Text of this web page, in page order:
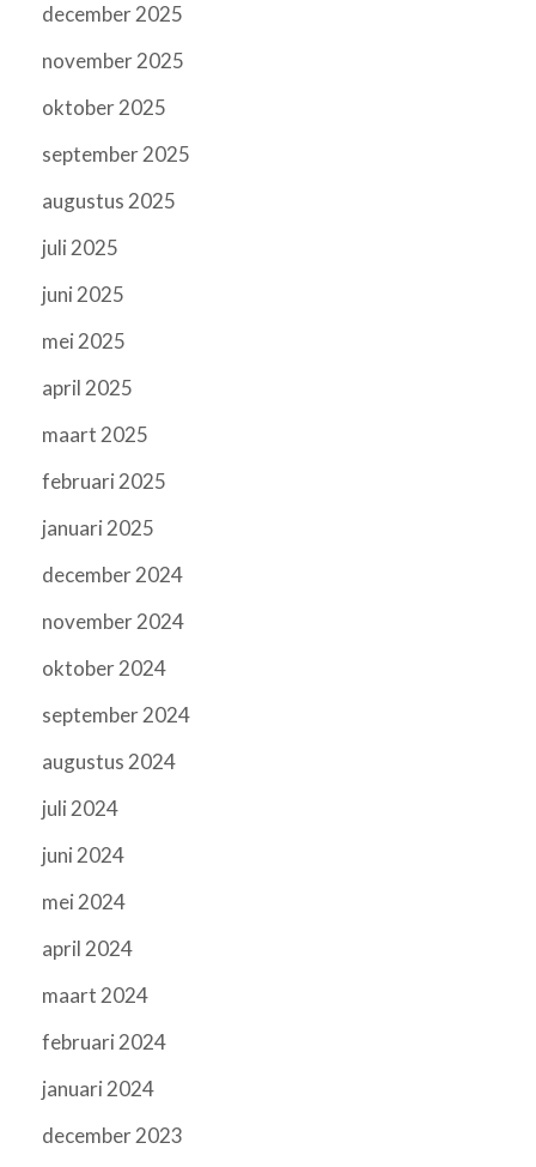
december 2025
november 2025
oktober 2025
september 2025
augustus 2025
juli 2025
juni 2025
mei 2025
april 2025
maart 2025
februari 2025
januari 2025
december 2024
november 2024
oktober 2024
september 2024
augustus 2024
juli 2024
juni 2024
mei 2024
april 2024
maart 2024
februari 2024
januari 2024
december 2023